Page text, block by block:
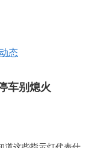
态
车别熄火